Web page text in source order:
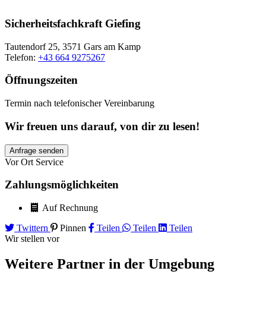
Sicherheitsfachkraft Giefing
Tautendorf 25, 3571 Gars am Kamp
Telefon: +43 664 9275267
Öffnungszeiten
Termin nach telefonischer Vereinbarung
Wir freuen uns darauf, von dir zu lesen!
Anfrage senden
Vor Ort Service
Zahlungsmöglichkeiten
Auf Rechnung
Twittern
Pinnen Teilen Teilen
Teilen
Wir stellen vor
Weitere Partner in der Umgebung